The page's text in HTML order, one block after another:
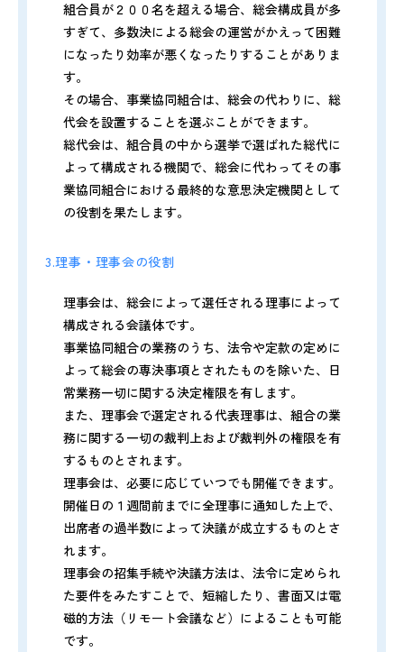
組合員が２００名を超える場合、総会構成員が多
すぎて、多数決による総会の運営がかえって困難
になったり効率が悪くなったりすることがありま
す。
その場合、事業協同組合は、総会の代わりに、総
代会を設置することを選ぶことができます。
総代会は、組合員の中から選挙で選ばれた総代に
よって構成される機関で、総会に代わってその事
業協同組合における最終的な意思決定機関として
の役割を果たします。
3.理事・理事会の役割
理事会は、総会によって選任される理事によって
構成される会議体です。
事業協同組合の業務のうち、法令や定款の定めに
よって総会の専決事項とされたものを除いた、日
常業務一切に関する決定権限を有します。
また、理事会で選定される代表理事は、組合の業
務に関する一切の裁判上および裁判外の権限を有
するものとされます。
理事会は、必要に応じていつでも開催できます。
開催日の１週間前までに全理事に通知した上で、
出席者の過半数によって決議が成立するものとさ
れます。
理事会の招集手続や決議方法は、法令に定められ
た要件をみたすことで、短縮したり、書面又は電
磁的方法（リモート会議など）によることも可能
です。